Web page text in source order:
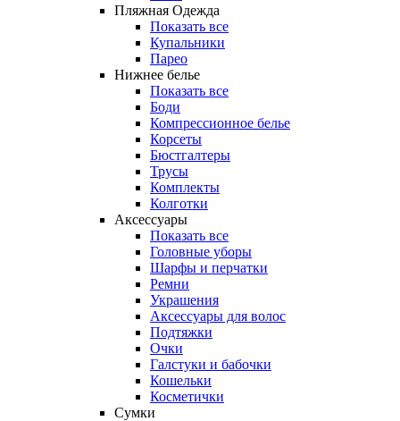
Пляжная Одежда
Показать все
Купальники
Парео
Нижнее белье
Показать все
Боди
Компрессионное белье
Корсеты
Бюстгалтеры
Трусы
Комплекты
Колготки
Аксессуары
Показать все
Головные уборы
Шарфы и перчатки
Ремни
Украшения
Аксессуары для волос
Подтяжки
Очки
Галстуки и бабочки
Кошельки
Косметички
Сумки